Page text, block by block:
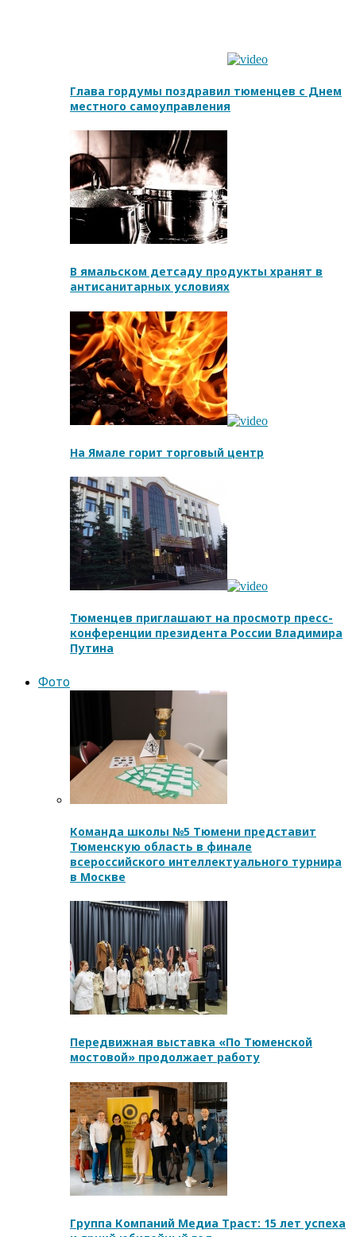
Глава гордумы поздравил тюменцев с Днем
местного самоуправления
В ямальском детсаду продукты хранят в
антисанитарных условиях
На Ямале горит торговый центр
Тюменцев приглашают на просмотр пресс-
конференции президента России Владимира
Путина
Фото
Команда школы №5 Тюмени представит
Тюменскую область в финале
всероссийского интеллектуального турнира
в Москве
Передвижная выставка «По Тюменской
мостовой» продолжает работу
Группа Компаний Медиа Траст: 15 лет успеха